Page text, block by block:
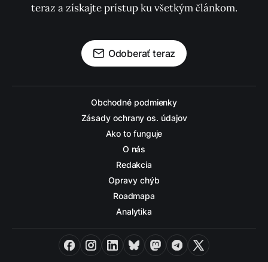
teraz a získajte prístup ku všetkým článkom.
Odoberať teraz
Obchodné podmienky
Zásady ochrany os. údajov
Ako to funguje
O nás
Redakcia
Opravy chýb
Roadmapa
Analytika
FacebookInstagramLinkedInBlueskyMastodon
Telegram
X